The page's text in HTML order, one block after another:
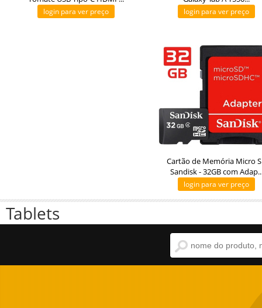
login para ver preço login para ver preço
Cartão de Memória Micro
Sandisk - 32GB com
login para ver preço
Tablets